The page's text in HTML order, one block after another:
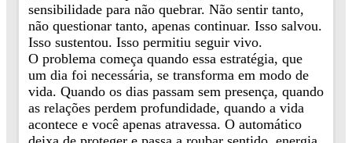
sensibilidade para não quebrar. Não sentir tanto,
não questionar tanto, apenas continuar. Isso salvou.
Isso sustentou. Isso permitiu seguir vivo.
O problema começa quando essa estratégia, que
um dia foi necessária, se transforma em modo de
vida. Quando os dias passam sem presença, quando
as relações perdem profundidade, quando a vida
acontece e você apenas atravessa. O automático